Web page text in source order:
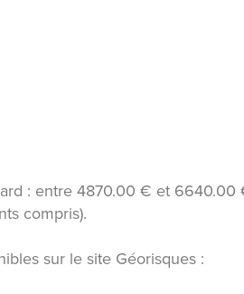
: entre 4870.00 € et 6640.00
compris).
sur le site Géorisques :